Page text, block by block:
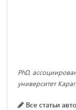
PhD,
университет
Все статьи